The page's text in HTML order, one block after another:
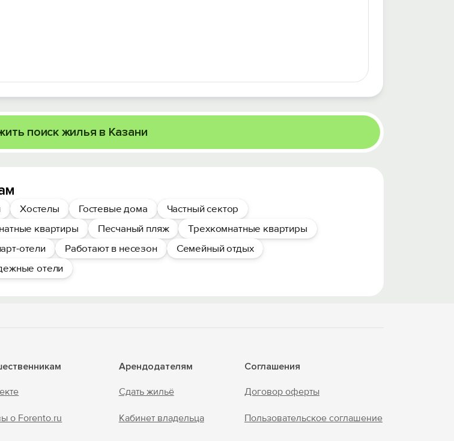
поиск жилья в Казани
Хостелы Гостевые дома
Частный сектор
квартиры Песчаный пляж
Трехкомнатные квартиры
отели Работают в несезон
Семейный отдых
отели
о Forento.ru
Арендодателям
Сдать жильё
Кабинет владельца
Соглашения
Договор оферты
Пользовательское соглашение